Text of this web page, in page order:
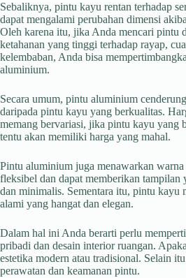
Sebaliknya, pintu kayu rentan terhadap
dapat mengalami perubahan dimensi
Oleh karena itu, jika Anda mencari pintu
ketahanan yang tinggi terhadap rayap,
kelembaban, Anda bisa
aluminium.
Secara umum, pintu aluminium
daripada pintu kayu yang berkualitas.
memang bervariasi, jika pintu kayu yang
tentu akan memiliki harga yang mahal.
Pintu aluminium juga menawarkan
fleksibel dan dapat memberikan tampilan
dan minimalis. Sementara itu, pintu kayu
alami yang hangat dan elegan.
Dalam hal ini Anda berarti perlu
pribadi dan desain interior ruangan.
estetika modern atau tradisional. Selain
perawatan dan keamanan pintu.